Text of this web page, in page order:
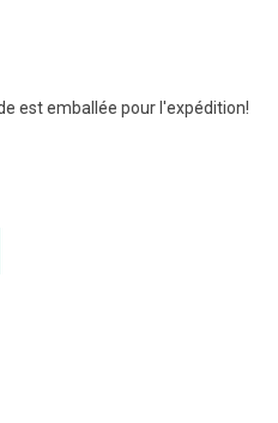
est emballée pour l'expédition!